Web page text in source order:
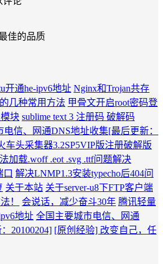
佳的品质
开通he-ipv6地址 Nginx和Trojan共存
几种常用方法 甲骨文开启root密码登
块 sublime text 3 注册码 破解码
信、网通DNS地址收集[最后更新：
车头采集器3.2SP5VIP版注册破解版
加载.woff .eot .svg .ttf问题解决
口 解决LNMP1.3安装typecho后404问
关于本站 关于server-u8下FTP客户端
！
会说话，减少奋斗30年 腾讯轻量
地址 全国主要城市电信、网通
20100204] [原创经验] 改变自己，任